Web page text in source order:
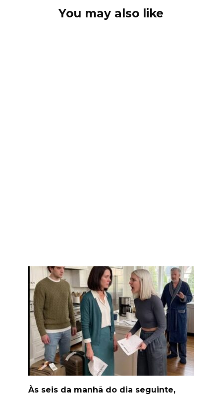
You may also like
Às seis da manhã do dia seguinte,